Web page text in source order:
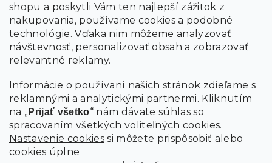
shopu a poskytli Vám ten najlepší zážitok z
nakupovania, používame cookies a podobné
technológie. Vďaka nim môžeme analyzovať
návštevnosť, personalizovať obsah a zobrazovať
relevantné reklamy.
Informácie o používaní našich stránok zdieľame s
reklamnými a analytickými partnermi. Kliknutím
na „Prijať všetko“ nám dávate súhlas so
spracovaním všetkých voliteľných cookies.
Nastavenie cookies si môžete prispôsobiť alebo
cookies úplne
Vložením údajov súhlasíte s podmienkami ochrany
osobných údajov
PRIHLÁSIŤ SA